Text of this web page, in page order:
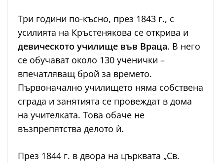
Три години по-късно, през 1843 г., с
усилията на Кръстенякова се открива и
девическото училище във Враца. В него
се обучават около 130 ученички –
впечатляващ брой за времето.
Първоначално училището няма собствена
сграда и занятията се провеждат в дома
на учителката. Това обаче не
възпрепятства делото ѝ.
През 1844 г. в двора на църквата „Св.